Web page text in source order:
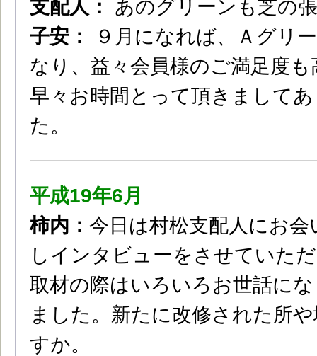
支配人： あのグリーンも芝の
子安：
９月になれば、Ａグリ
なり、益々会員様のご満足度
早々お時間とって頂きまして
た。
平成19年6月
柿内： 今日は村松支配人にお
しインタビューをさせていた
取材の際はいろいろお世話に
ました。新たに改修された所
すか。